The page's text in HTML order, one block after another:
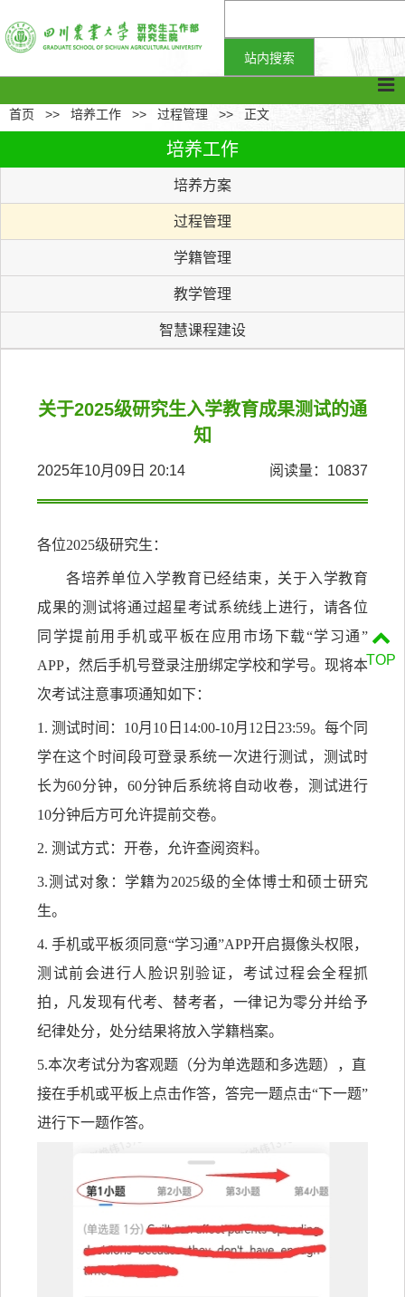
首页 >> 培养工作 >> 过程管理 >> 正文
培养工作
培养方案
过程管理
学籍管理
教学管理
智慧课程建设
关于2025级研究生入学教育成果测试的通
知
2025年10月09日 20:14 阅读量： 10837
各位2025级研究生：
各培养单位入学教育已经结束，关于入学教育
成果的测试将通过超星考试系统线上进行，请各位
同学提前用手机或平板在应用市场下载“学习通”
APP，然后手机号登录注册绑定学校和学号。现将本
次考试注意事项通知如下：
1. 测试时间：10月 10 日 14:00-10月12日23:59。每个同
学在这个时间段可登录系统一次进行测试，测试时
长为60分钟，60分钟后系统将自动收卷，测试进行
10分钟后方可允许提前交卷。
2. 测试方式：开卷，允许查阅资料。
3.测试对象：学籍为2025级的全体博士和硕士研究
生。
4. 手机或平板须同意“学习通”APP开启摄像头权限，
测试前会进行人脸识别验证，考试过程会全程抓
拍，凡发现有代考、替考者，一律记为零分并给予
纪律处分，处分结果将放入学籍档案。
5.本次考试分为客观题（分为单选题和多选题），直
接在手机或平板上点击作答，答完一题点击“下一题”
进行下一题作答。
TOP